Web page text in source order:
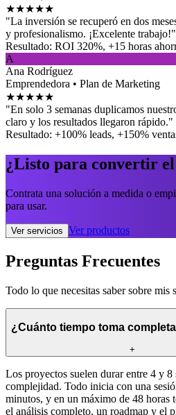
★★★★★
"La inversión se recuperó en dos
y profesionalismo. ¡Excelente trabajo!"
Resultado: ROI 320%, +15 horas
A
Ana Rodríguez
Emprendedora • Plan de Marketing
★★★★★
"En solo 3 semanas duplicamos
claro y los resultados llegaron rápido."
Resultado: +100% leads, +150%
¿Listo para convertir el
Contrata una solución a medida o
para usar.
Ver servicios Ver productos
Preguntas Frecuentes
Todo lo que necesitas saber sobre mis
¿Cuánto tiempo toma
+
Los proyectos suelen durar entre 4 y 8
complejidad. Todo inicia con una
minutos, y en un máximo de 48 horas
el análisis completo, un roadmap y el